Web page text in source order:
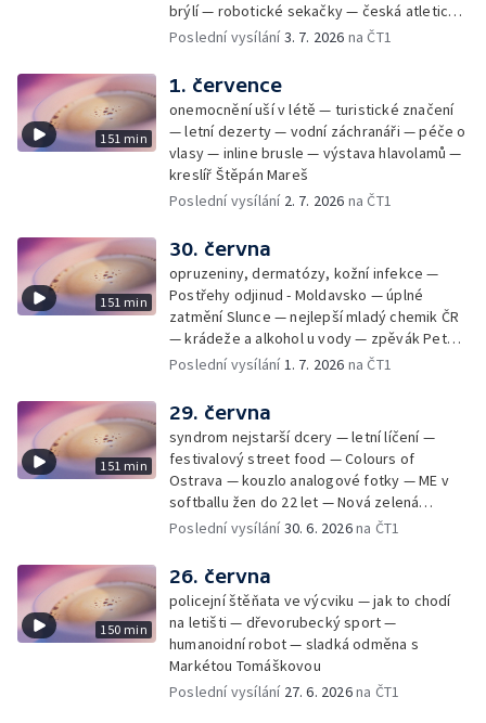
brýlí — robotické sekačky — česká atletická
rekordmanka — psí seriál: výmarský
Poslední vysílání3. 7. 2026 na ČT1
151 min
1. července
onemocnění uší v létě — turistické značení
— letní dezerty — vodní záchranáři — péče o
vlasy — inline brusle — výstava hlavolamů —
kreslíř Štěpán Mareš
Poslední vysílání 2. 7. 2026 na ČT1
151 min
30. června
opruzeniny, dermatózy, kožní infekce —
Postřehy odjinud - Moldavsko — úplné
zatmění Slunce — nejlepší mladý chemik ČR
— krádeže a alkohol u vody — zpěvák Peter
Cmorik
Poslední vysílání1. 7. 2026 na ČT1
151 min
29. června
syndrom nejstarší dcery — letní líčení —
festivalový street food — Colours of
Ostrava — kouzlo analogové fotky — ME v
softballu žen do 22 let — Nová zelená
úsporám — Global Teacher Prize Czech
Poslední vysílání30. 6. 2026na ČT1
150 min
26. června
policejní štěňata ve výcviku — jak to chodí
na letišti — dřevorubecký sport —
humanoidní robot — sladká odměna s
Markétou Tomáškovou
Poslední vysílání 27. 6. 2026na ČT1